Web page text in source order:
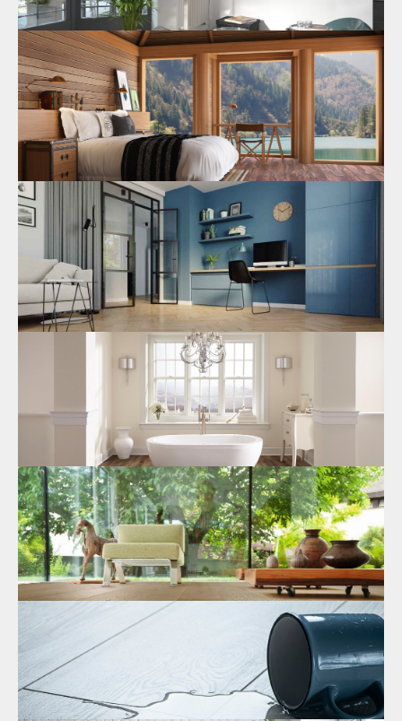
Выгодные цены на ламинат замковый
водостойкий
На сайте нашей компании вы найдете самые
привлекательные и выгодные цены на ламинат замковый
водостойкий.
02.05.2024
Качественный и недорогой водостойкий
ламинат в интернет-магазине
Отличный ассортимент водостойкого и влагостойкого
ламината предлагается покупателям вкаталоге нашей
компании.
Где выгодно заказать ламинат
влагостойкий и водостойкий?
Выгодно заказать ламинат влагостойкий и водостойкий для
дома или квартиры вам поможет сотрудничество с нашей
Кварцвиниловое покрытие полов:
особенности и преимущества
Кварцвиниловые напольные покрытия, эко-ламинат
безопасный для здоровья легко выбрать и купить в каталоге
на сайтенашей компании.
13.03.2024
Онлайн каталог водостойкого ламината
Отличный выбор водостойкого ламината по самым
выгодным и доступным ценам предлагается покупателям в
онлайн каталоге на сайте
нашей компании .